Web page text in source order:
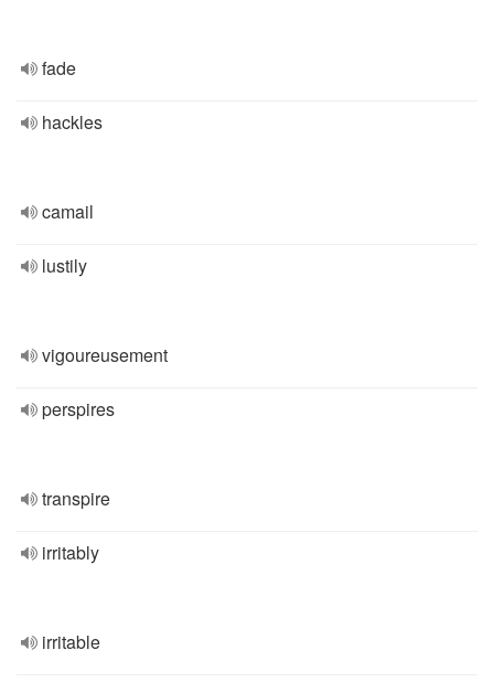
fade
hackles
camail
lustily
vigoureusement
perspires
transpire
irritably
irritable